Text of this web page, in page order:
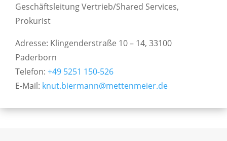
Geschäftsleitung Vertrieb/Shared Services,
Prokurist
Adresse: Klingenderstraße 10 – 14, 33100
Paderborn
Telefon: +49 5251 150-526
E-Mail: knut.biermann@mettenmeier.de